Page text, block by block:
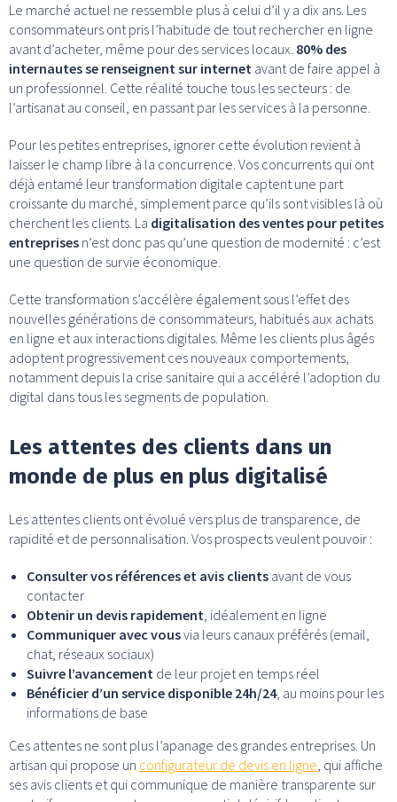
Le marché actuel ne ressemble plus à celui d’il y a dix ans. Les
consommateurs ont pris l’habitude de tout rechercher en ligne
avant d’acheter, même pour des services locaux. 80% des
internautes se renseignent sur internet avant de faire appel à
un professionnel. Cette réalité touche tous les secteurs : de
l’artisanat au conseil, en passant par les services à la personne.
Pour les petites entreprises, ignorer cette évolution revient à
laisser le champ libre à la concurrence. Vos concurrents qui ont
déjà entamé leur transformation digitale captent une part
croissante du marché, simplement parce qu’ils sont visibles là où
cherchent les clients. La digitalisation des ventes pour petites
entreprises n’est donc pas qu’une question de modernité : c’est
une question de survie économique.
Cette transformation s’accélère également sous l’effet des
nouvelles générations de consommateurs, habitués aux achats
en ligne et aux interactions digitales. Même les clients plus âgés
adoptent progressivement ces nouveaux comportements,
notamment depuis la crise sanitaire qui a accéléré l’adoption du
digital dans tous les segments de population.
Les attentes des clients dans un
monde de plus en plus digitalisé
Les attentes clients ont évolué vers plus de transparence, de
rapidité et de personnalisation. Vos prospects veulent pouvoir :
Consulter vos références et avis clients avant de vous
contacter
Obtenir un devis rapidement, idéalement en ligne
Communiquer avec vousvia leurs canaux préférés (email,
chat, réseaux sociaux)
Suivre l’avancement de leur projet en temps réel
Bénéficier d’un service disponible 24h/24, au moins pour les
informations de base
Ces attentes ne sont plus l’apanage des grandes entreprises. Un
artisan qui propose un configurateur de devis en ligne, qui affiche
ses avis clients et qui communique de manière transparente sur